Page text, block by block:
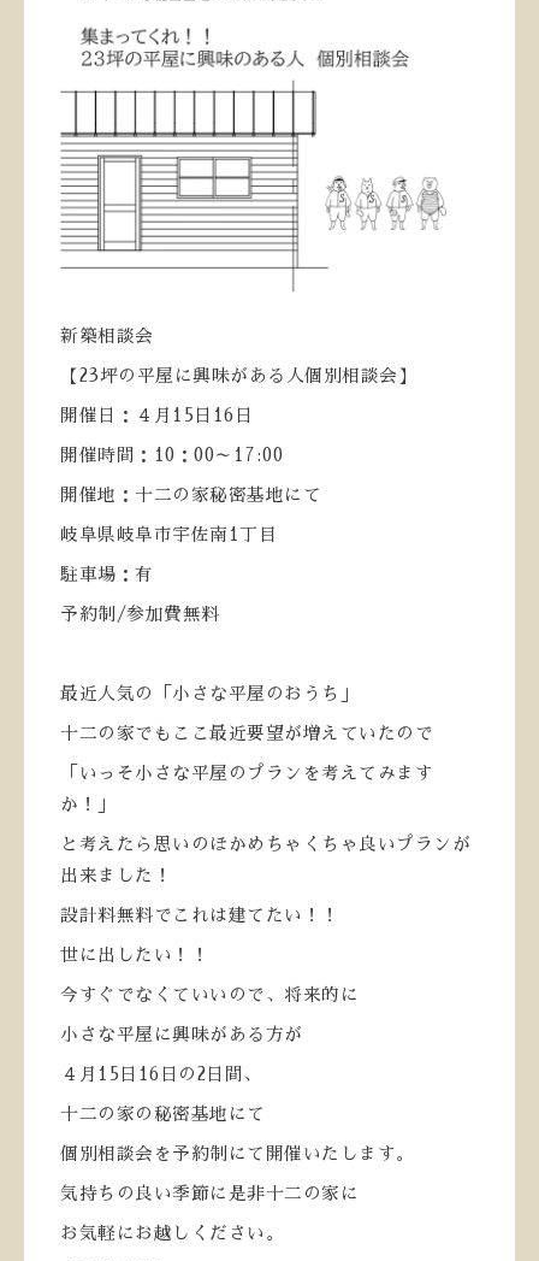
新築相談会
【 23 坪の平屋に興味がある人個別相談会】
開催日：４月 15 日 16 日
開催時間： 10 ： 00 ～ 17:00
開催地：十二の家秘密基地にて
岐阜県岐阜市宇佐南 1 丁目
駐車場：有
予約制 /参加費無料
最近人気の「小さな平屋のおうち」
十二の家でもここ最近要望が増えていたので
「いっそ小さな平屋のプランを考えてみます
か！」
と考えたら思いのほかめちゃくちゃ良いプランが
出来ました！
設計料無料でこれは建てたい！！
世に出したい！！
今すぐでなくていいので、将来的に
小さな平屋に興味がある方が
４月 15 日 16 日の 2 日間、
十二の家の秘密基地にて
個別相談会を予約制にて開催いたします。
気持ちの良い季節に是非十二の家に
お気軽にお越しください。